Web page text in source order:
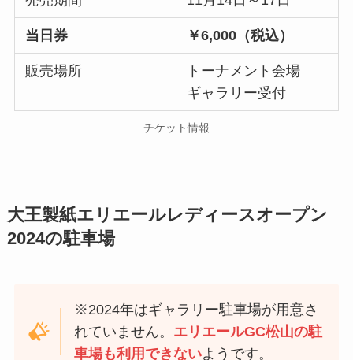
当日券 ￥6,000（税込）
販売場所
トーナメント会場
ギャラリー受付
チケット情報
大王製紙エリエールレディースオープン
2024の駐車場
※2024年はギャラリー駐車場が用意さ
れていません。 エリエールGC松山の駐
車場も利用できないようです。